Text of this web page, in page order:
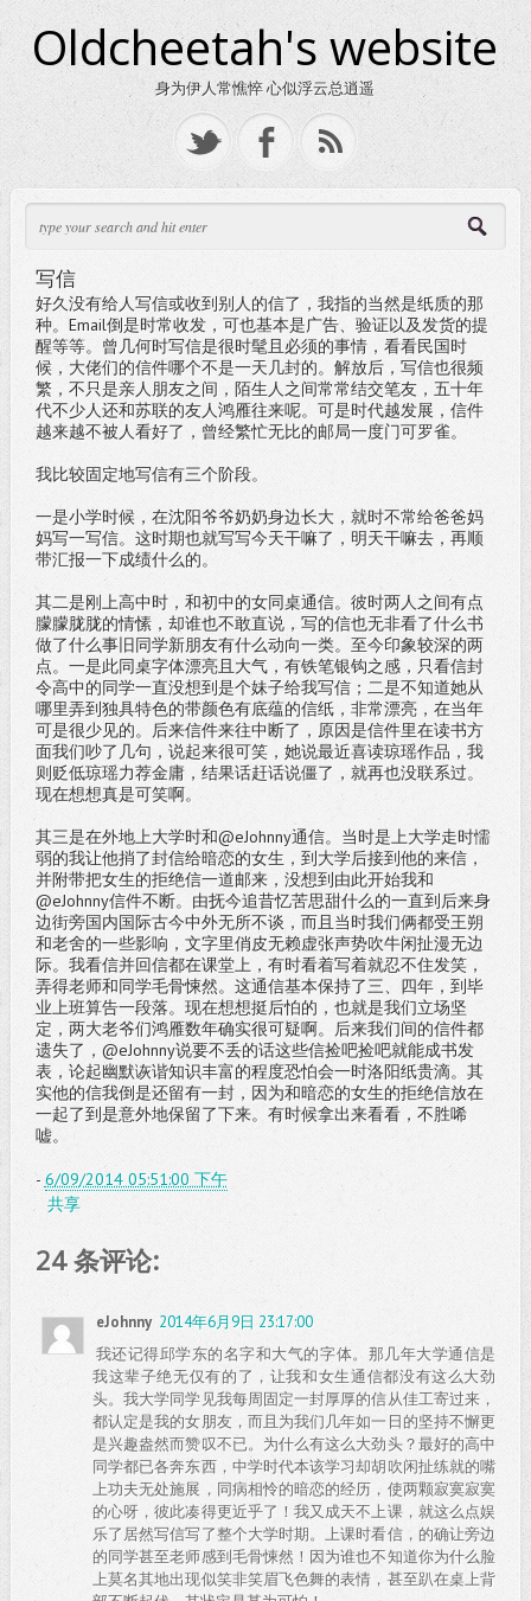
Oldcheetah's website
身为伊人常憔悴 心似浮云总逍遥
写信
好久没有给人写信或收到别人的信了，我指的当然是纸质的那
种。Email倒是时常收发，可也基本是广告、验证以及发货的提
醒等等。曾几何时写信是很时髦且必须的事情，看看民国时
候，大佬们的信件哪个不是一天几封的。解放后，写信也很频
繁，不只是亲人朋友之间，陌生人之间常常结交笔友，五十年
代不少人还和苏联的友人鸿雁往来呢。可是时代越发展，信件
越来越不被人看好了，曾经繁忙无比的邮局一度门可罗雀。
我比较固定地写信有三个阶段。
一是小学时候，在沈阳爷爷奶奶身边长大，就时不常给爸爸妈
妈写一写信。这时期也就写写今天干嘛了，明天干嘛去，再顺
带汇报一下成绩什么的。
其二是刚上高中时，和初中的女同桌通信。彼时两人之间有点
朦朦胧胧的情愫，却谁也不敢直说，写的信也无非看了什么书
做了什么事旧同学新朋友有什么动向一类。至今印象较深的两
点。一是此同桌字体漂亮且大气，有铁笔银钩之感，只看信封
令高中的同学一直没想到是个妹子给我写信；二是不知道她从
哪里弄到独具特色的带颜色有底蕴的信纸，非常漂亮，在当年
可是很少见的。后来信件来往中断了，原因是信件里在读书方
面我们吵了几句，说起来很可笑，她说最近喜读琼瑶作品，我
则贬低琼瑶力荐金庸，结果话赶话说僵了，就再也没联系过。
现在想想真是可笑啊。
其三是在外地上大学时和@eJohnny通信。当时是上大学走时懦
弱的我让他捎了封信给暗恋的女生，到大学后接到他的来信，
并附带把女生的拒绝信一道邮来，没想到由此开始我和
@eJohnny信件不断。由抚今追昔忆苦思甜什么的一直到后来身
边街旁国内国际古今中外无所不谈，而且当时我们俩都受王朔
和老舍的一些影响，文字里俏皮无赖虚张声势吹牛闲扯漫无边
际。我看信并回信都在课堂上，有时看着写着就忍不住发笑，
弄得老师和同学毛骨悚然。这通信基本保持了三、四年，到毕
业上班算告一段落。现在想想挺后怕的，也就是我们立场坚
定，两大老爷们鸿雁数年确实很可疑啊。后来我们间的信件都
遗失了，@eJohnny说要不丢的话这些信捡吧捡吧就能成书发
表，论起幽默诙谐知识丰富的程度恐怕会一时洛阳纸贵滴。其
实他的信我倒是还留有一封，因为和暗恋的女生的拒绝信放在
一起了到是意外地保留了下来。有时候拿出来看看，不胜唏
嘘。
- 6/09/2014 05:51:00 下午
共享
24 条评论:
eJohnny 2014年6月9日 23:17:00
我还记得邱学东的名字和大气的字体。那几年大学通信是
我这辈子绝无仅有的了，让我和女生通信都没有这么大劲
头。我大学同学见我每周固定一封厚厚的信从佳工寄过来，
都认定是我的女朋友，而且为我们几年如一日的坚持不懈更
是兴趣盎然而赞叹不已。为什么有这么大劲头？最好的高中
同学都已各奔东西，中学时代本该学习却胡吹闲扯练就的嘴
上功夫无处施展，同病相怜的暗恋的经历，使两颗寂寞寂寞
的心呀，彼此凑得更近乎了！我又成天不上课，就这么点娱
乐了居然写信写了整个大学时期。上课时看信，的确让旁边
的同学甚至老师感到毛骨悚然！因为谁也不知道你为什么脸
上莫名其地出现似笑非笑眉飞色舞的表情，甚至趴在桌上背